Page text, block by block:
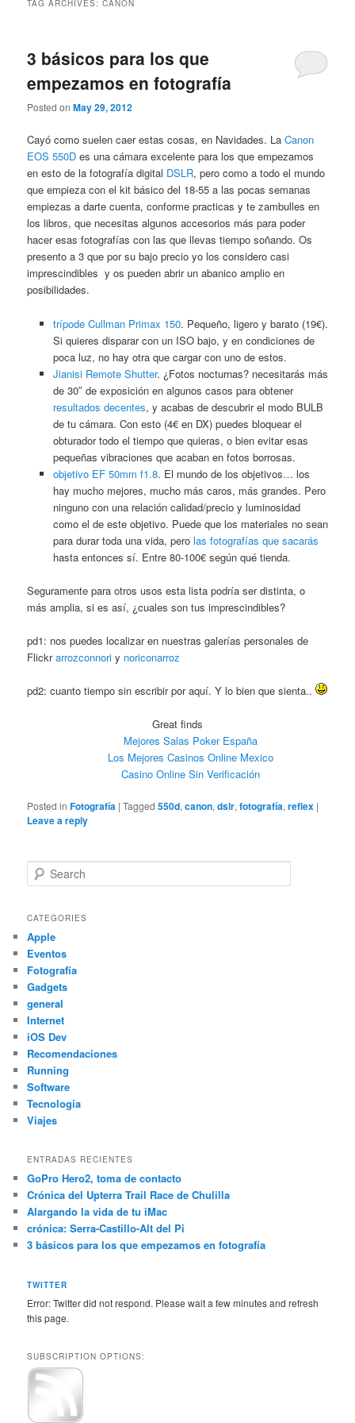
TAG ARCHIVES:CANON
3 básicos para los que
empezamos en fotografía
Posted onMay 29, 2012
Cayó como suelen caer estas cosas, en Navidades. LaCanon
EOS 550D es una cámara excelente para los que empezamos
en esto de la fotografía digital DSLR, pero como a todo el mundo
que empieza con el kit básico del 18-55 a las pocas semanas
empiezas a darte cuenta, conforme practicas y te zambulles en
los libros, que necesitas algunos accesorios más para poder
hacer esas fotografías con las que llevas tiempo soñando. Os
presento a 3 que por su bajo precio yo los considero casi
imprescindibles y os pueden abrir un abanico amplio en
posibilidades.
trípode Cullman Primax 150. Pequeño, ligero y barato (19€).
Si quieres disparar con un ISO bajo, y en condiciones de
poca luz, no hay otra que cargar con uno de estos.
Jianisi Remote Shutter. ¿Fotos nocturnas? necesitarás más
de 30″ de exposición en algunos casos para obtener
resultados decentes, y acabas de descubrir el modo BULB
de tu cámara. Con esto (4€ en DX) puedes bloquear el
obturador todo el tiempo que quieras, o bien evitar esas
pequeñas vibraciones que acaban en fotos borrosas.
objetivo EF 50mm f1.8. El mundo de los objetivos… los
hay mucho mejores, mucho más caros, más grandes. Pero
ninguno con una relación calidad/precio y luminosidad
como el de este objetivo. Puede que los materiales no sean
para durar toda una vida, pero las fotografías que sacarás
hasta entonces sí. Entre 80-100€ según qué tienda.
Seguramente para otros usos esta lista podría ser distinta, o
más amplia, si es así, ¿cuales son tus imprescindibles?
pd1: nos puedes localizar en nuestras galerías personales de
Flickrarrozconnoriy noriconarroz
pd2: cuanto tiempo sin escribir por aquí. Y lo bien que sienta..
Great finds
Mejores Salas Poker España
Los Mejores Casinos Online Mexico
Casino Online Sin Verificación
Posted in Fotografía |Tagged 550d,canon,dslr,fotografía,reflex |
Leave a reply
Search
CATEGORIES
Apple
Eventos
Fotografía
Gadgets
general
Internet
iOS Dev
Recomendaciones
Running
Software
Tecnología
Viajes
ENTRADAS RECIENTES
GoPro Hero2, toma de contacto
Crónica del Upterra Trail Race de Chulilla
Alargando la vida de tu iMac
crónica: Serra-Castillo-Alt del Pi
3 básicos para los que empezamos en fotografía
TWITTER
Error: Twitter did not respond. Please wait a few minutes and refresh
this page.
SUBSCRIPTION OPTIONS: